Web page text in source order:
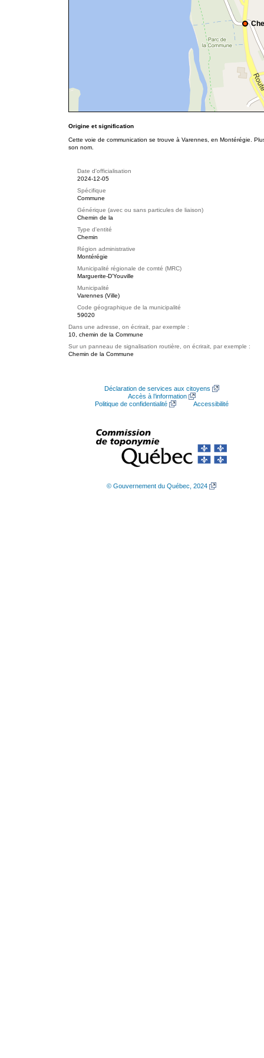
Origine et signification
Cette voie de communication se trouve à Varennes, en Montérégie.
son nom.
Date d'officialisation
2024-12-05
Spécifique
Commune
Générique (avec ou sans particules de liaison)
Chemin de la
Type d'entité
Chemin
Région administrative
Montérégie
Municipalité régionale de comté (MRC)
Marguerite-D'Youville
Municipalité
Varennes (Ville)
Code géographique de la municipalité
59020
Dans une adresse, on écrirait, par exemple :
10, chemin de la Commune
Sur un panneau de signalisation routière, on écrirait, par exemple :
Chemin de la Commune
Déclaration de services aux citoyens
Accès à l’information
Politique de confidentialité
Accessibilité
© Gouvernement du Québec, 2024